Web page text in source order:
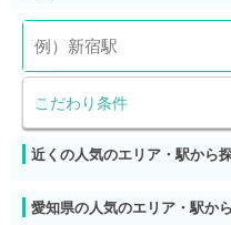
こだわり条件
近くの人気のエリア・駅から
愛知県の人気のエリア・駅か